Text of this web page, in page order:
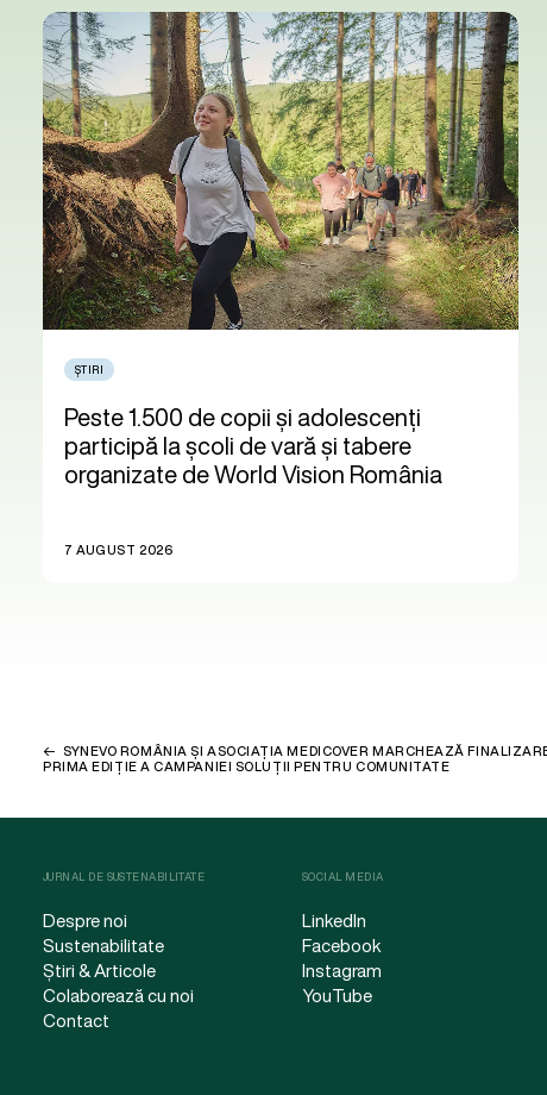
ȘTIRI
Peste 1.500 de copii și adolescenți
participă la școli de vară și tabere
organizate de World Vision România
7 AUGUST 2026
SYNEVO ROMÂNIA ȘI ASOCIAȚIA MEDICOVER MARCHEAZĂ
PRIMA EDIȚIE A CAMPANIEI SOLUȚII PENTRU COMUNITATE
JURNAL DE SUSTENABILITATE
Despre noi
Sustenabilitate
Știri & Articole
Colaborează cu noi
Contact
SOCIAL MEDIA
LinkedIn
Facebook
Instagram
YouTube